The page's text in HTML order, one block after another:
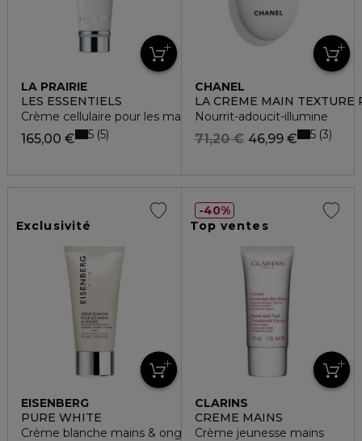
LA PRAIRIE
LES ESSENTIELS
Crème cellulaire pour les mains
165,00 € 5 5
CHANEL
LA CRÈME MAIN TEXTURE
Nourrit-adoucit-illumine
46,99 €
71,20 € 5 3
Exclusivité
EISENBERG
PURE WHITE
Crème blanche mains & ongles
Top ventes
CLARINS
CREME MAINS
Crème jeunesse mains
40%